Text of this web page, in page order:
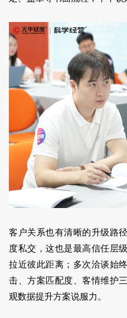
客户关系也有清晰的升级路
度私交，这也是最高信任层
拉近彼此距离；多次洽谈始
击、方案匹配度、客情维护
观数据提升方案说服力。